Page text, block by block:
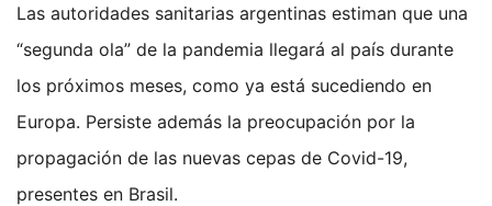
Las autoridades sanitarias argentinas estiman que una
“segunda ola” de la pandemia llegará al país durante
los próximos meses, como ya está sucediendo en
Europa. Persiste además la preocupación por la
propagación de las nuevas cepas de Covid-19,
presentes en Brasil.